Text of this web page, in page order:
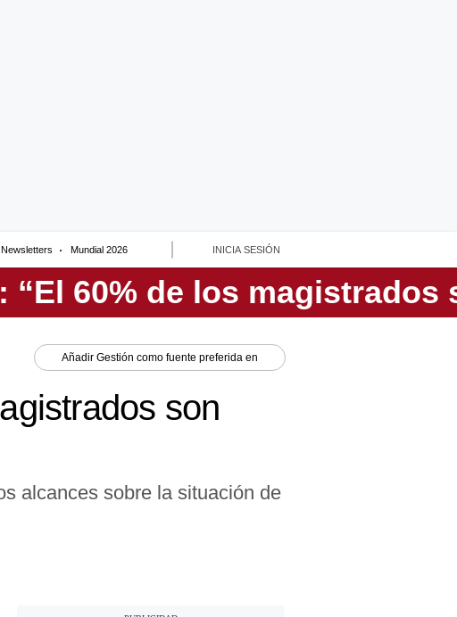
Newsletters Mundial 2026 INICIA SESIÓN
Añadir Gestión como fuente preferida en
son
alcances sobre la situación de